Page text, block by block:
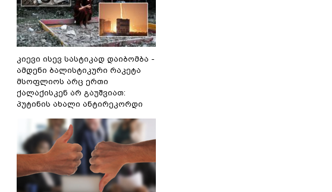
კიევი ისევ სასტიკად დაიბომბა -
ამდენი ბალისტიკური რაკეტა
მსოფლიოს არც ერთი
ქალაქისკენ არ გაუშვიათ:
პუტინის ახალი ანტირეკორდი